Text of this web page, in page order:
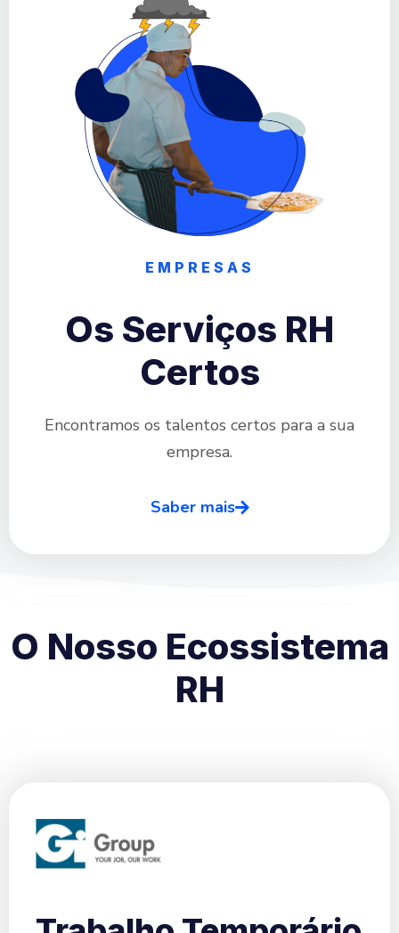
EMPRESAS
Os Serviços RH
Certos
Encontramos os talentos certos para a sua
empresa.
Saber mais
O Nosso Ecossistema
RH